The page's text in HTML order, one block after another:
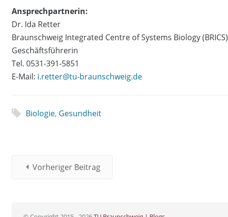
Ansprechpartnerin:
Dr. Ida Retter
Braunschweig Integrated Centre of Systems Biology (BRICS)
Geschäftsführerin
Tel. 0531-391-5851
E-Mail: i.retter@tu-braunschweig.de
Biologie, Gesundheit
Vorheriger Beitrag